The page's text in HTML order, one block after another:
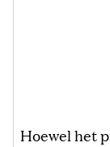
Hoewel het